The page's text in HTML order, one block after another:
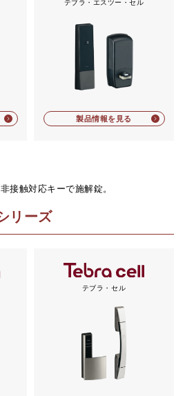
テブラ・エスツー・セル
製品情報を見る
接触対応キーで施解錠。
リーズ
テブラ・セル